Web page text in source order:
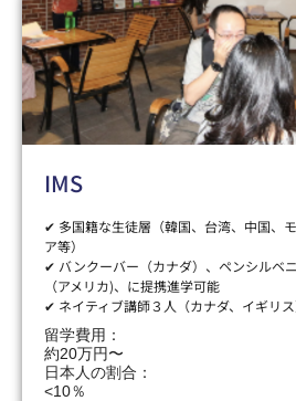
IMS
✔ 多国籍な生徒層（韓国、台湾、中国、
ア等）
✔ バンクーバー（カナダ）、ペンシルベ
（アメリカ)、に提携進学可能
✔ ネイティブ講師３人（カナダ、イギリス
留学費用：
約20万円〜
日本人の割合：
<10％